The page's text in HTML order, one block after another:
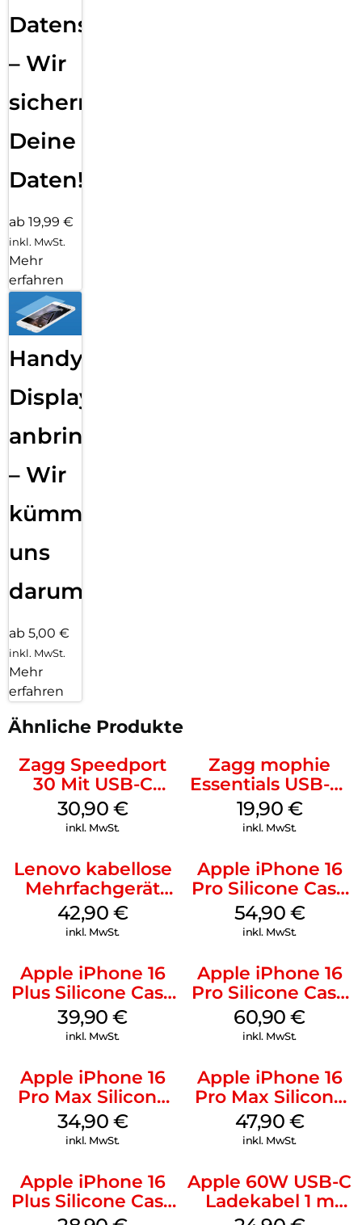
Datensicherung
– Wir
sichern
Deine
Daten!
ab 19,99 €
inkl. MwSt.
Mehr
erfahren
Handy
Displayfolie
anbringen
– Wir
kümmern
uns
darum!
ab 5,00 €
inkl. MwSt.
Mehr
erfahren
Ähnliche Produkte
Zagg Speedport
30 Mit USB-C
Kabel Weiß
30,90 €
inkl. MwSt.
Zagg mophie
Essentials USB-C-
20W Charger PD
Weiß
19,90 €
inkl. MwSt.
Lenovo kabellose
Mehrfachgerät
Luna Grey
42,90 €
inkl. MwSt.
Apple iPhone 16
Pro Silicone Case
MagSafe Black
54,90 €
inkl. MwSt.
Apple iPhone 16
Plus Silicone Case
MagSafe Plum
39,90€
inkl. MwSt.
Apple iPhone 16
Pro Silicone Case
MagSafe Stone
Gray
60,90€
inkl. MwSt.
Apple iPhone 16
Pro Max Silicone
Case MagSafe
Denim
34,90 €
inkl. MwSt.
Apple iPhone 16
Pro Max Silicone
Case MagSafe
Black
47,90 €
inkl. MwSt.
Apple iPhone 16
Plus Silicone Case
MagSafe Black
Apple 60W USB-C
Ladekabel 1 m
Weiß